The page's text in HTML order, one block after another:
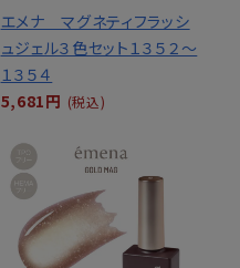
エメナ マグネティフラッシ
ュジェル３色セット１３５２～
１３５４
5,681円 (税込)